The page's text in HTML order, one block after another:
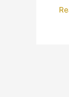
A